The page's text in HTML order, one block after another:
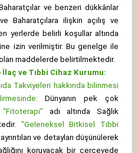
ve benzeri dükkânlar
Baharatçılara ilişkin açılış ve
yerlerde belirli koşullar altında
izin verilmiştir. Bu genelge ile
maddelerde belirtilmektedir.
İlaç ve Tıbbi Cihaz Kurumu:
Takviyeleri hakkında bilinmesi
Dünyanın pek çok
“Fitoterapi” adı altında Sağlık
"Geleneksel Bitkisel Tıbbi
ve detayları düşünülerek
koruyacak bir çerçevede